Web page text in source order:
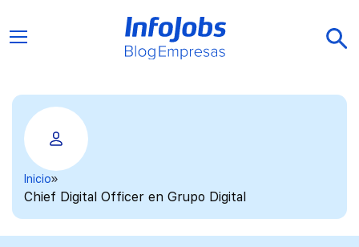
Inicio
Chief Digital Officer en Grupo Digital